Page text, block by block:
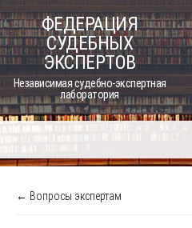
Skip
to
content
ФЕДЕРАЦИЯ
СУДЕБНЫХ
ЭКСПЕРТОВ
Независимая судебно-экспертная
лаборатория
← Вопросы экспертам